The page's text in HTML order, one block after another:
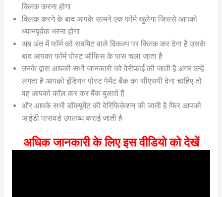
क्लिक करना होगा
क्लिक करने के बाद आपके सामने एक फॉर्म खुलेगा जिससे आपको
ध्यानपूर्वक भरना होगा
अब अंत में फॉर्म को सबमिट वाले विकल्प पर क्लिक कर देना है उसके
बाद आपका फॉर्म पोस्ट ऑफिस के पास चला जाता है
उनके द्वारा आपकी सभी जानकारी को वेरीफाई की जाती है अगर उन्हें
लगता है आपको इंडियन पोस्ट पेमेंट बैंक का सीएसपी देना चाहिए तो
वह आपको कॉल कर कर बैंक बुलाते हैं
और आपके सभी डॉक्यूमेंट की वेरिफिकेशन की जाती है फिर आपको
आईडी पासवर्ड उपलब्ध कराई जाती है
अधिक जानकारी के लिए इस वीडियो को देखें